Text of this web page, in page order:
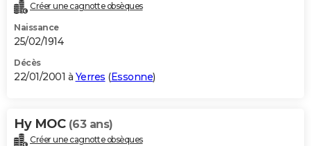
Créer une cagnotte obsèques
Naissance
25/02/1914
Décès
22/01/2001 à Yerres (Essonne)
Hy MOC (63 ans)
Créer une cagnotte obsèques